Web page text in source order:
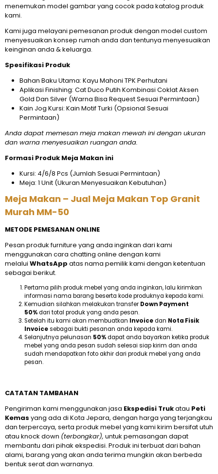
menemukan model gambar yang cocok pada katalog produk
kami.
Kami juga melayani pemesanan produk dengan model custom
menyesuaikan konsep rumah anda dan tentunya menyesuaikan
keinginan anda & keluarga.
Spesifikasi Produk
Bahan Baku Utama: Kayu Mahoni TPK Perhutani
Aplikasi Finishing: Cat Duco Putih Kombinasi Coklat Aksen
Gold Dan Silver (Warna Bisa Request Sesuai Permintaan)
Kain Jog Kursi: Kain Motif Turki (Opsional Sesuai
Permintaan)
Anda dapat memesan meja makan mewah ini dengan ukuran
dan warna menyesuaikan ruangan anda.
Formasi Produk Meja Makan ini
Kursi: 4/6/8 Pcs (Jumlah Sesuai Permintaan)
Meja: 1 Unit (Ukuran Menyesuaikan Kebutuhan)
Meja Makan – Jual Meja Makan Top Granit
Murah MM-50
METODE PEMESANAN ONLINE
Pesan produk furniture yang anda inginkan dari kami
menggunakan cara chatting online dengan kami
melalui WhatsApp atas nama pemilik kami dengan ketentuan
sebagai berikut.
Pertama pilih produk mebel yang anda inginkan, lalu kirimkan
informasi nama barang beserta kode produknya kepada kami.
Kemudian silahkan melakukan transfer Down Payment
50%dari total produk yang anda pesan.
Setelah itu kami akan membuatkan Invoicedan Nota Fisik
Invoicesebagai bukti pesanan anda kepada kami.
Selanjutnya pelunasan 50%dapat anda bayarkan ketika produk
mebel yang anda pesan sudah selesai siap kirim dan anda
sudah mendapatkan foto akhir dari produk mebel yang anda
pesan.
CATATAN TAMBAHAN
Pengiriman kami menggunakan jasa Ekspedisi Trukatau Peti
Kemas yang ada di Kota Jepara, dengan harga yang terjangkau
dan terpercaya, serta produk mebel yang kami kirim bersifat utuh
atau knock down (terbongkar), untuk pemasangan dapat
membantu dari pihak ekspedisi. Produk ini terbuat dari bahan
alami, barang yang akan anda terima mungkin akan berbeda
bentuk serat dan warnanya.